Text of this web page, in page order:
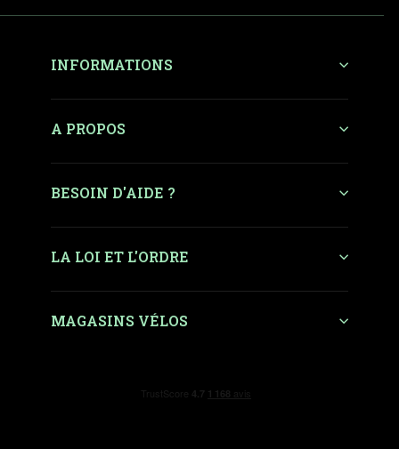
INFORMATIONS
A PROPOS
BESOIN D'AIDE ?
LA LOI ET L'ORDRE
MAGASINS VÉLOS